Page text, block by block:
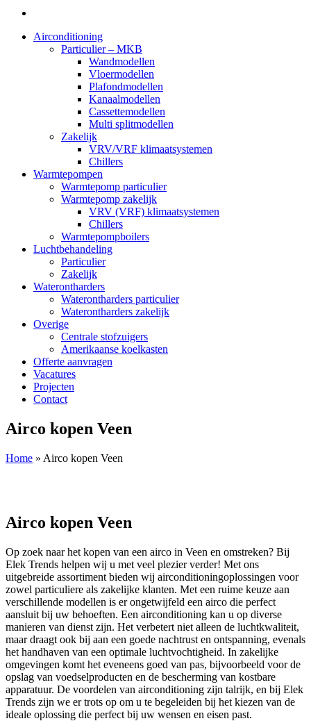
Airconditioning
Particulier – MKB
Wandmodellen
Vloermodellen
Plafondmodellen
Kanaalmodellen
Cassettemodellen
Multi splitmodellen
Zakelijk
VRV/VRF klimaatsystemen
Chillers
Warmtepompen
Warmtepomp particulier
Warmtepomp zakelijk
VRV (VRF) klimaatsystemen
Chillers
Warmtepompboilers
Luchtbehandeling
Particulier
Zakelijk
Waterontharders
Waterontharders particulier
Waterontharders zakelijk
Overige
Centrale stofzuigers
Amerikaanse koelkasten
Offerte aanvragen
Vacatures
Projecten
Contact
Airco kopen Veen
Home » Airco kopen Veen
Airco kopen Veen
Op zoek naar het kopen van een airco in Veen en omstreken? Bij
Elek Trends helpen wij u met veel plezier verder! Met ons
uitgebreide assortiment bieden wij airconditioningoplossingen voor
zowel particuliere als zakelijke klanten. Met een ruime keuze aan
verschillende modellen is er ongetwijfeld een airco die perfect
aansluit bij uw behoeften. Een airconditioning kan u op diverse
manieren van dienst zijn. Het verbetert niet alleen de luchtkwaliteit,
maar draagt ook bij aan een goede nachtrust en ontspanning, evenals
het handhaven van een optimale luchtvochtigheid. In zakelijke
omgevingen komt het eveneens goed van pas, bijvoorbeeld voor de
opslag van voedselproducten en de bescherming van kostbare
apparatuur. De voordelen van airconditioning zijn talrijk, en bij Elek
Trends zijn we er trots op om u te begeleiden bij het kiezen van de
ideale oplossing die perfect bij uw wensen en eisen past.